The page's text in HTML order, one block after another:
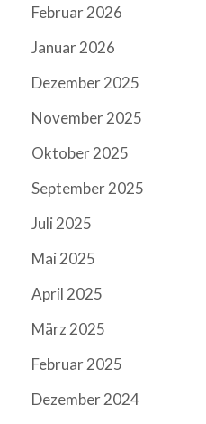
Februar 2026
Januar 2026
Dezember 2025
November 2025
Oktober 2025
September 2025
Juli 2025
Mai 2025
April 2025
März 2025
Februar 2025
Dezember 2024